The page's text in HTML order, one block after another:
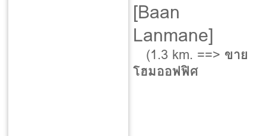
[Baan
Lanmane]
(1.3 km. ==> ขาย
โฮมออฟฟิศ